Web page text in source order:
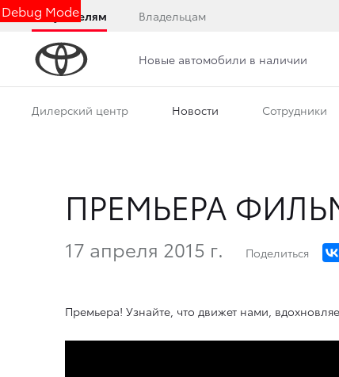
Debug Mode
Покупателям Владельцам
Новые автомобили в наличии
Дилерский центр Новости Сотрудники
ПРЕМЬЕРА
17 апреля 2015 г. Поделиться
Премьера! Узнайте, что движет нами,